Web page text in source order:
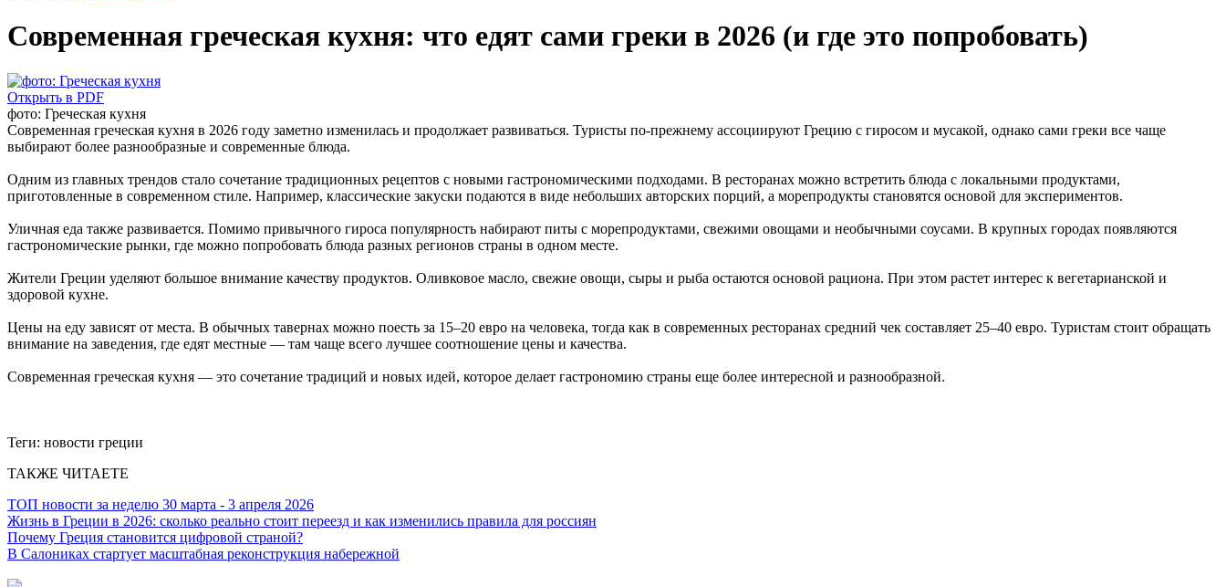
Современная греческая кухня: что едят сами греки в 2026 (и где это попробовать)
Открыть в PDF
фото: Греческая кухня
Современная греческая кухня в 2026 году заметно изменилась и продолжает развиваться. Туристы по-прежнему ассоциируют Грецию с гиросом и мусакой, однако сами греки все чаще
выбирают более разнообразные и современные блюда.
Одним из главных трендов стало сочетание традиционных рецептов с новыми гастрономическими подходами. В ресторанах можно встретить блюда с локальными продуктами,
приготовленные в современном стиле. Например, классические закуски подаются в виде небольших авторских порций, а морепродукты становятся основой для экспериментов.
Уличная еда также развивается. Помимо привычного гироса популярность набирают питы с морепродуктами, свежими овощами и необычными соусами. В крупных городах появляются
гастрономические рынки, где можно попробовать блюда разных регионов страны в одном месте.
Жители Греции уделяют большое внимание качеству продуктов. Оливковое масло, свежие овощи, сыры и рыба остаются основой рациона. При этом растет интерес к вегетарианской и
здоровой кухне.
Цены на еду зависят от места. В обычных тавернах можно поесть за 15–20 евро на человека, тогда как в современных ресторанах средний чек составляет 25–40 евро. Туристам стоит обращать
внимание на заведения, где едят местные — там чаще всего лучшее соотношение цены и качества.
Современная греческая кухня — это сочетание традиций и новых идей, которое делает гастрономию страны еще более интересной и разнообразной.
Теги: новости греции
ТАКЖЕ ЧИТАЕТЕ
ТОП новости за неделю 30 марта - 3 апреля 2026
Жизнь в Греции в 2026: сколько реально стоит переезд и как изменились правила для россиян
Почему Греция становится цифровой страной?
В Салониках стартует масштабная реконструкция набережной